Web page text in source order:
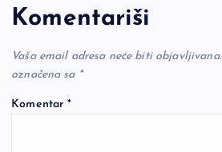
Komentariši
Vaša email adresa neće biti objavljivana.
označena sa *
Komentar*